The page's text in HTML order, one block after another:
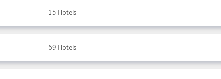
15 Hotels
69 Hotels